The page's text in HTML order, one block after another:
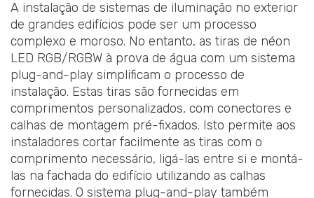
A instalação de sistemas de iluminação no exterior
de grandes edifícios pode ser um processo
complexo e moroso. No entanto, as tiras de néon
LED RGB/RGBW à prova de água com um sistema
plug-and-play simplificam o processo de
instalação. Estas tiras são fornecidas em
comprimentos personalizados, com conectores e
calhas de montagem pré-fixados. Isto permite aos
instaladores cortar facilmente as tiras com o
comprimento necessário, ligá-las entre si e montá-
las na fachada do edifício utilizando as calhas
fornecidas. O sistema plug-and-play também